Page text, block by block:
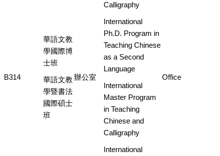
Calligraphy
B314
華語文教
學國際博
士班
華語文教
學暨書法
國際碩士
班
辦公室
International
Ph.D. Program in
Teaching Chinese
as a Second
Language
International
Master Program
in Teaching
Chinese and
Calligraphy
Office
International